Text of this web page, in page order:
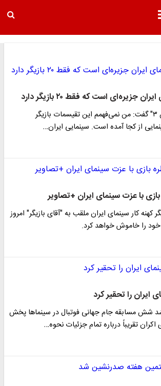
است که فقط ۲۰ بازیگر دارد
سریال "ستایش ۳" گفت: من نمی‌فهمم این تقیسمات بازیگر
از کجا آمده است. سینمایی ایران…
با عزت سینمای ایران +تصاویر
کار سینمای ایران ملقب به "آقای بازیگر" امروز
را تحقیر کرد
مسابقه جام جهانی فوتبال در سینما‌ها پخش
تقریباً درباره تمام جزئیات نحوه…